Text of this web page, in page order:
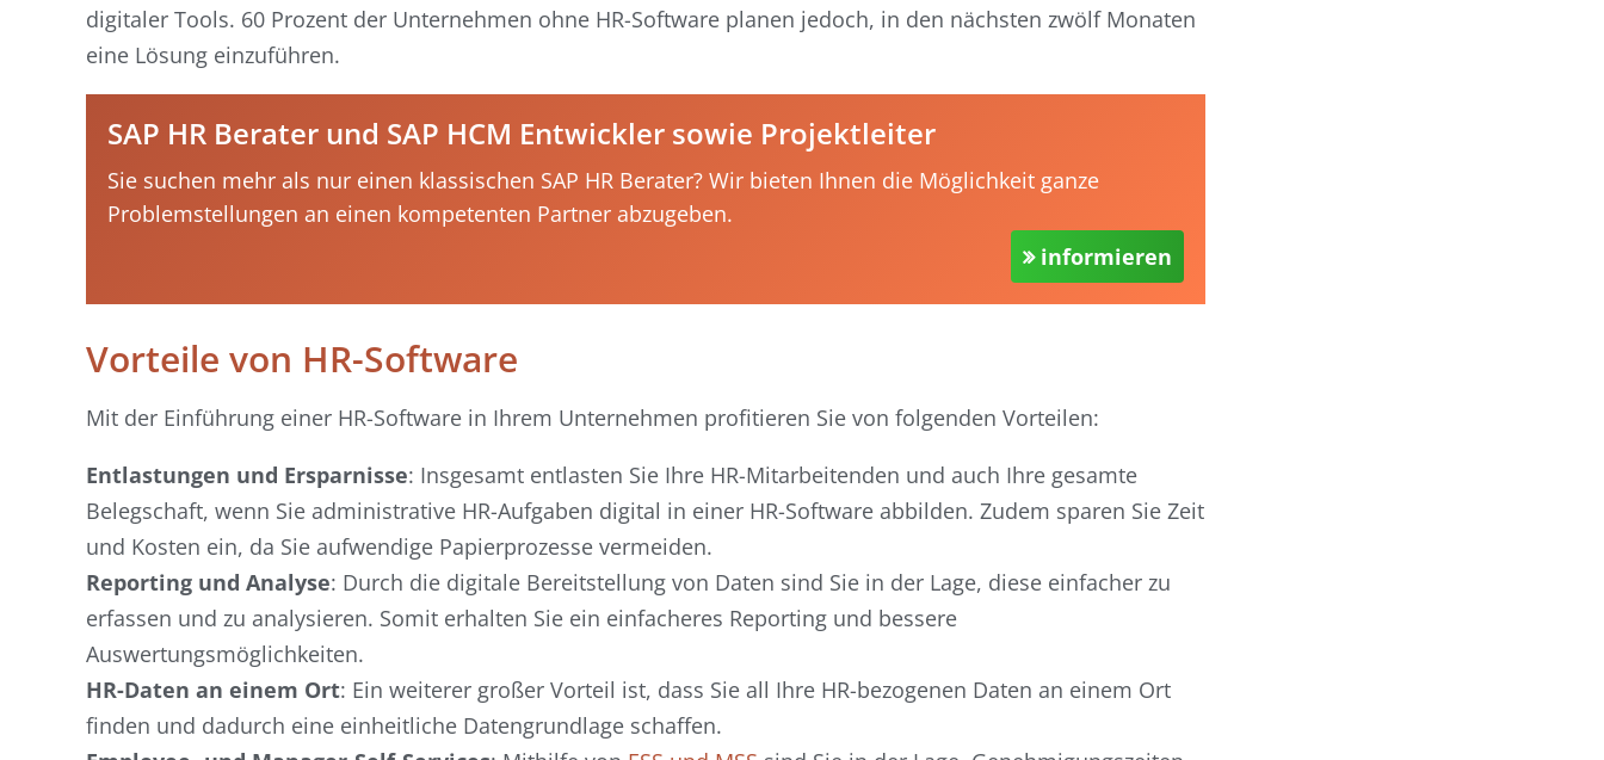
digitaler Tools. 60 Prozent der Unternehmen ohne HR-Software planen jedoch, in den nächsten zwölf Monaten
eine Lösung einzuführen.
SAP HR Berater und SAP HCM Entwickler sowie Projektleiter
Sie suchen mehr als nur einen klassischen SAP HR Berater? Wir bieten Ihnen die Möglichkeit ganze
Problemstellungen an einen kompetenten Partner abzugeben.
informieren
Vorteile von HR-Software
Mit der Einführung einer HR-Software in Ihrem Unternehmen profitieren Sie von folgenden Vorteilen:
Entlastungen und Ersparnisse: Insgesamt entlasten Sie Ihre HR-Mitarbeitenden und auch Ihre gesamte
Belegschaft, wenn Sie administrative HR-Aufgaben digital in einer HR-Software abbilden. Zudem sparen Sie Zeit
und Kosten ein, da Sie aufwendige Papierprozesse vermeiden.
Reporting und Analyse: Durch die digitale Bereitstellung von Daten sind Sie in der Lage, diese einfacher zu
erfassen und zu analysieren. Somit erhalten Sie ein einfacheres Reporting und bessere
Auswertungsmöglichkeiten.
HR-Daten an einem Ort: Ein weiterer großer Vorteil ist, dass Sie all Ihre HR-bezogenen Daten an einem Ort
finden und dadurch eine einheitliche Datengrundlage schaffen.